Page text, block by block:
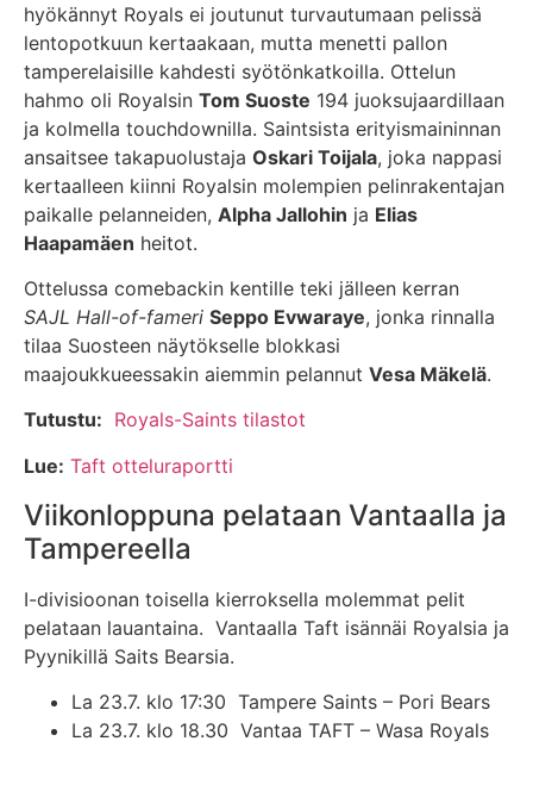
hyökännyt Royals ei joutunut turvautumaan pelissä
lentopotkuun kertaakaan, mutta menetti pallon
tamperelaisille kahdesti syötönkatkoilla. Ottelun
hahmo oli Royalsin Tom Suoste 194 juoksujaardillaan
ja kolmella touchdownilla. Saintsista erityismaininnan
ansaitsee takapuolustaja Oskari Toijala, joka nappasi
kertaalleen kiinni Royalsin molempien pelinrakentajan
paikalle pelanneiden, Alpha Jallohin ja Elias
Haapamäen heitot.
Ottelussa comebackin kentille teki jälleen kerran
SAJL Hall-of-fameri Seppo Evwaraye, jonka rinnalla
tilaa Suosteen näytökselle blokkasi
maajoukkueessakin aiemmin pelannut Vesa Mäkelä.
Tutustu: Royals-Saints tilastot
Lue: Taft otteluraportti
Viikonloppuna pelataan Vantaalla ja
Tampereella
I-divisioonan toisella kierroksella molemmat pelit
pelataan lauantaina. Vantaalla Taft isännäi Royalsia ja
Pyynikillä Saits Bearsia.
La 23.7. klo 17:30 Tampere Saints – Pori Bears
La 23.7. klo 18.30 Vantaa TAFT – Wasa Royals